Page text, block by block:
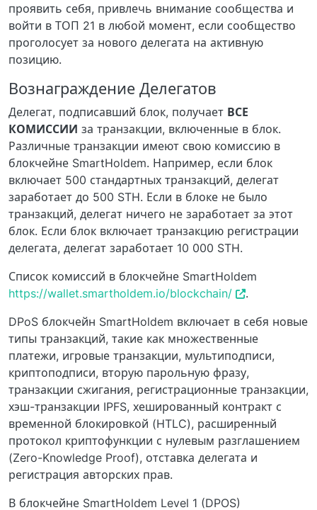
проявить себя, привлечь внимание сообщества и
войти в ТОП 21 в любой момент, если сообщество
проголосует за нового делегата на активную
позицию.
Вознаграждение Делегатов
Делегат, подписавший блок, получает ВСЕ
КОМИССИИ за транзакции, включенные в блок.
Различные транзакции имеют свою комиссию в
блокчейне SmartHoldem. Например, если блок
включает 500 стандартных транзакций, делегат
заработает до 500 STH. Если в блоке не было
транзакций, делегат ничего не заработает за этот
блок. Если блок включает транзакцию регистрации
делегата, делегат заработает 10 000 STH.
Список комиссий в блокчейне SmartHoldem
https://wallet.smartholdem.io/blockchain/
.
DPoS блокчейн SmartHoldem включает в себя новые
типы транзакций, такие как множественные
платежи, игровые транзакции, мультиподписи,
криптоподписи, вторую парольную фразу,
транзакции сжигания, регистрационные транзакции,
хэш-транзакции IPFS, хешированный контракт с
временной блокировкой (HTLC), расширенный
протокол криптофункции с нулевым разглашением
(Zero-Knowledge Proof), отставка делегата и
регистрация авторских прав.
В блокчейне SmartHoldem Level 1 (DPOS)